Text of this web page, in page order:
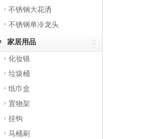
不锈钢大花洒
不锈钢单冷龙头
家居用品
化妆镜
垃圾桶
纸巾盒
置物架
挂钩
马桶刷